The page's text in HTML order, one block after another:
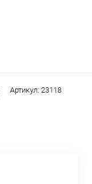
Артикул: 23118